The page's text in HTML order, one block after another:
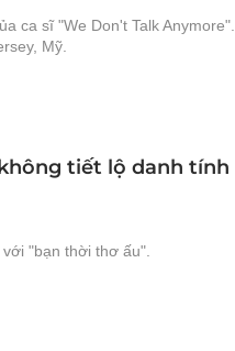
ca sĩ "We Don't Talk Anymore".
Mỹ.
tiết lộ danh tính
"bạn thời thơ ấu".